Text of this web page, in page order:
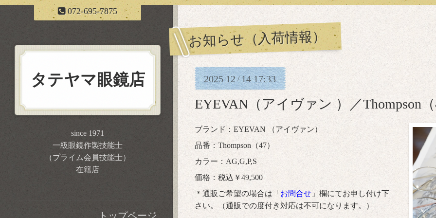
072-695-7875
お知らせ（入荷情報）
2025 12/14 17:33
EYEVAN（アイヴァン ）／Thompson
ブランド：EYEVAN （アイヴァン）
品番：Thompson（47）
カラー：AG,G,P,S
価格：税込￥49,500
＊通販ご希望の場合は「 お問合せ 」欄にてお申し付け下
さい。（通販での度付き対応は不可になります。）
タテヤマ眼鏡店
since 1971
一級眼鏡作製技能士
（プライム会員技能士）
在籍店
トップページ